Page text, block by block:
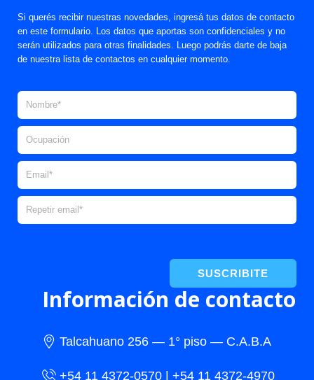
Si querés recibir nuestras novedades, ingresá tus datos de contacto
en este formulario. Los datos que aportas son confidenciales y no
serán utilizados para otras finalidades. Luego podrás darte de baja
de nuestra lista de contactos en cualquier momento.
SUSCRIBITE
Información de contacto
Talcahuano 256 — 1° piso — C.A.B.A
+54 11 4372-0570 | +54 11 4372-4970